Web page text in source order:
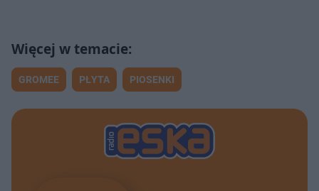
GROMEE PŁYTA PIOSENKI